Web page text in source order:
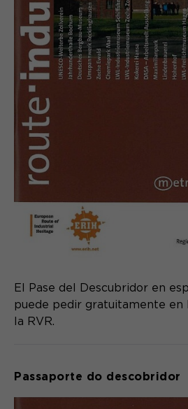
El Pase del Descubridor en
puede pedir gratuitamente en
la RVR.
Passaporte do descobridor